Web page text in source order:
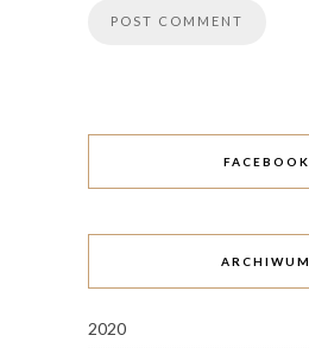
FACEBOOK
ARCHIWUM
2020